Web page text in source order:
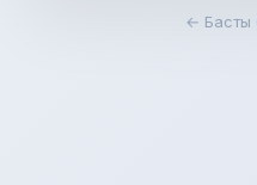
← Басты